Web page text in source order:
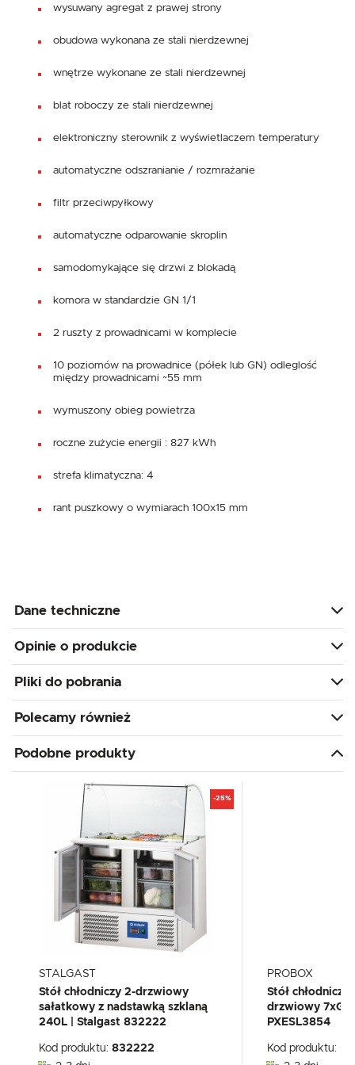
wysuwany agregat z prawej strony
obudowa wykonana ze stali nierdzewnej
wnętrze wykonane ze stali nierdzewnej
blat roboczy ze stali nierdzewnej
elektroniczny sterownik z wyświetlaczem temperatury
automatyczne odszranianie / rozmrażanie
filtr przeciwpyłkowy
automatyczne odparowanie skroplin
samodomykające się drzwi z blokadą
komora w standardzie GN 1/1
2 ruszty z prowadnicami w komplecie
10 poziomów na prowadnice (półek lub GN) odleglość
między prowadnicami ~55 mm
wymuszony obieg powietrza
roczne zużycie energii : 827 kWh
strefa klimatyczna: 4
rant puszkowy o wymiarach 100x15 mm
Dane techniczne
Opinie o produkcie
Pliki do pobrania
Polecamy również
Podobne produkty
-25%
STALGAST
Stół chłodniczy 2-drzwiowy
sałatkowy z nadstawką szklaną
240L | Stalgast 832222
Kod produktu: 832222
PROBOX
Stół
drzwiowy 7xGN
PXESL3854
Kod produktu: